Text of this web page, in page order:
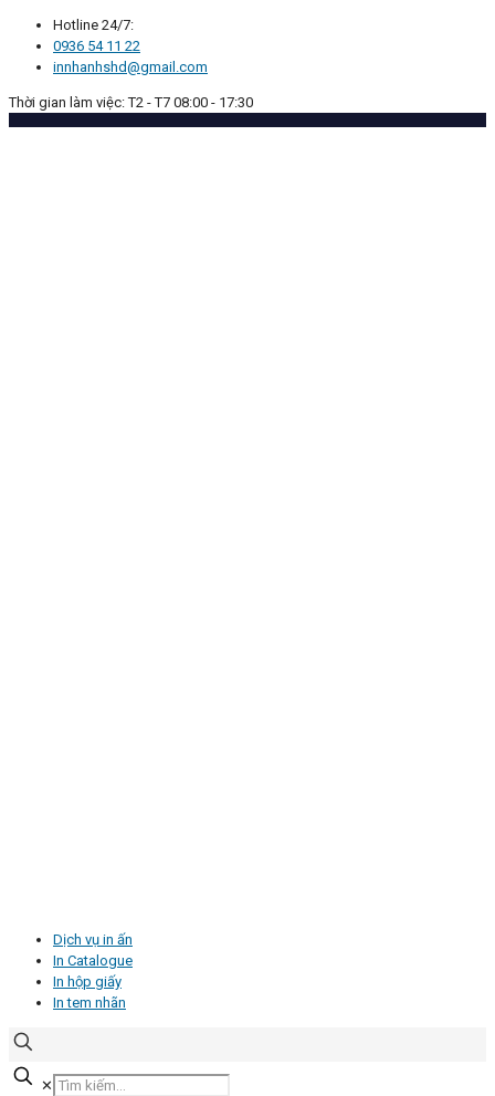
Hotline 24/7:
0936 54 11 22
innhanhshd@gmail.com
Thời gian làm việc: T2 - T7 08:00 - 17:30
Dịch vụ in ấn
In Catalogue
In hộp giấy
In tem nhãn
✕